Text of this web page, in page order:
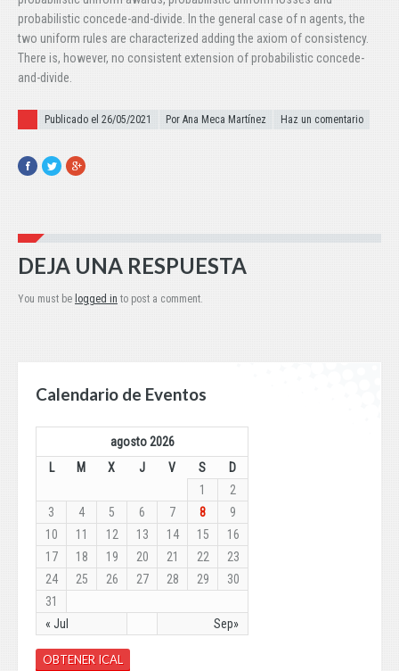
probabilistic concede-and-divide. In the general case of n agents, the
two uniform rules are characterized adding the axiom of consistency.
There is, however, no consistent extension of probabilistic concede-
and-divide.
Publicado el
Publicado el 26/05/2021 Por Ana Meca Martínez Haz un comentario
Facebook
TwitterGoogle+
DEJA UNA RESPUESTA
You must be logged in to post a comment.
Calendario de Eventos
agosto 2026
L
M X J V S D
« Jul Sep»
1
2
3
4 5 6 7 8
9
10
11 12 13 14 15
16
17
18 19 20 21 22
23
24
25 26 27 28 29
30
31
OBTENER ICAL